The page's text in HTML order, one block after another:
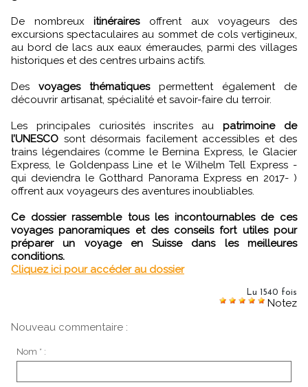
De nombreuxitinérairesoffrent aux voyageurs des
excursions spectaculaires au sommet de cols vertigineux,
au bord de lacs aux eaux émeraudes, parmi des villages
historiques et des centres urbains actifs.
Des voyages thématiquespermettent également de
découvrir artisanat, spécialité et savoir-faire du terroir.
Les principales curiosités inscrites aupatrimoine de
l’UNESCO sont désormais facilement accessibles et des
trains légendaires (comme le Bernina Express, le Glacier
Express, le Goldenpass Line et le Wilhelm Tell Express -
qui deviendra le Gotthard Panorama Express en 2017- )
offrent aux voyageurs des aventures inoubliables.
Ce dossier rassemble tous les incontournables de ces
voyages panoramiques et des conseils fort utiles pour
préparer un voyage en Suisse dans les meilleures
conditions.
Cliquez ici pour accéder au dossier
Lu 1540 fois
Notez
Nouveau commentaire :
Nom * :